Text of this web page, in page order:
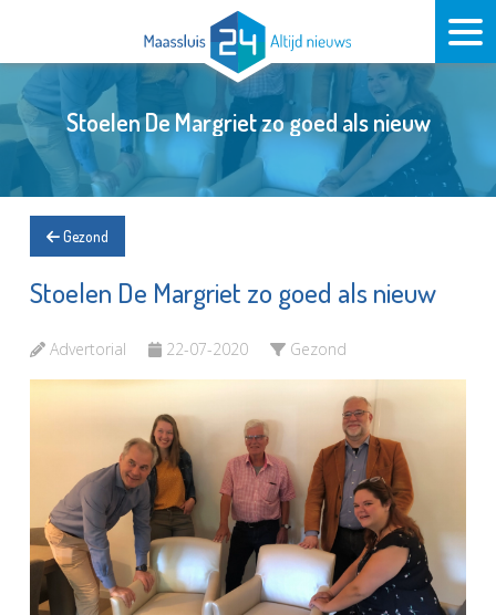
Stoelen De Margriet zo goed als nieuw
Gezond
Stoelen De Margriet zo goed als nieuw
Advertorial 22-07-2020 Gezond